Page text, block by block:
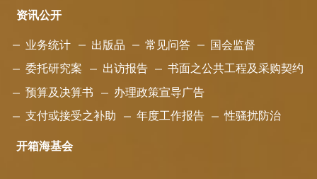
资讯公开
业务统计 出版品 常见问答 国会监督
委托研究案 出访报告 书面之公共工程及采购契约
预算及决算书 办理政策宣导广告
支付或接受之补助 年度工作报告 性骚扰防治
开箱海基会